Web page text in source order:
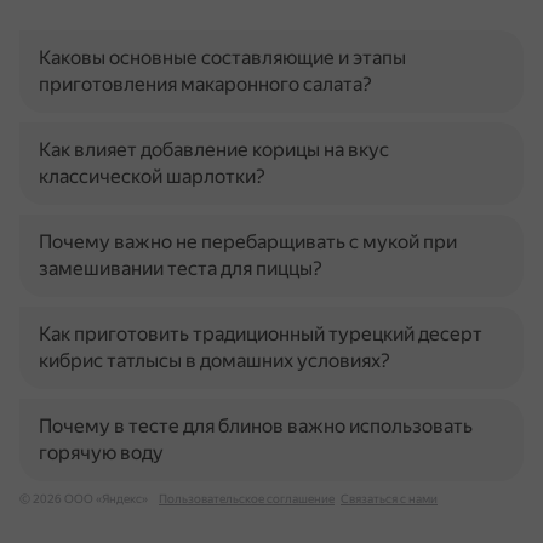
Каковы основные составляющие и этапы
приготовления макаронного салата?
Как влияет добавление корицы на вкус
классической шарлотки?
Почему важно не перебарщивать с мукой при
замешивании теста для пиццы?
Как приготовить традиционный турецкий десерт
кибрис татлысы в домашних условиях?
Почему в тесте для блинов важно использовать
горячую воду
© 2026 ООО «Яндекс» Пользовательское соглашение Связаться с нами